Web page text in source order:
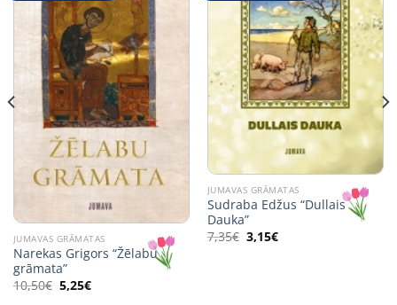
JUMAVAS GRĀMATAS
Narekas Grigors “Žēlabu
grāmata”
10,50€ Original
price
5,25€Current
price
JUMAVAS GRĀMATAS
Sudraba Edžus “Dullais
Dauka”
7,35€ Original
price
3,15€Current
price